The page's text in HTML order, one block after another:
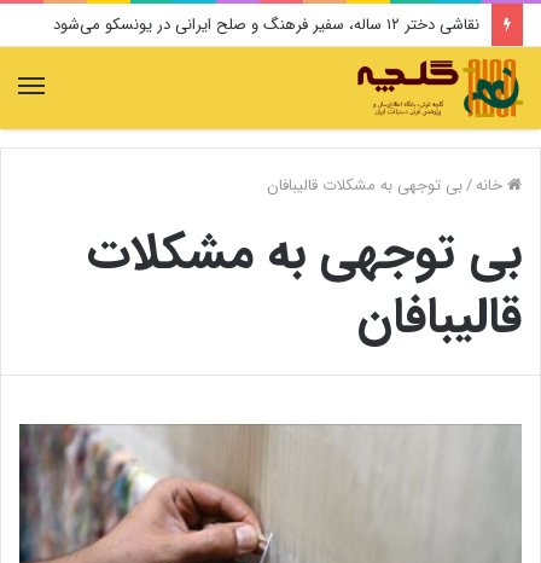
نقاشی دختر ۱۲ ساله، سفیر فرهنگ و صلح ایرانی در یونسکو می‌شود
خانه/بی توجهی به مشکلات قالیبافان
بی توجهی به مشکلات
قالیبافان